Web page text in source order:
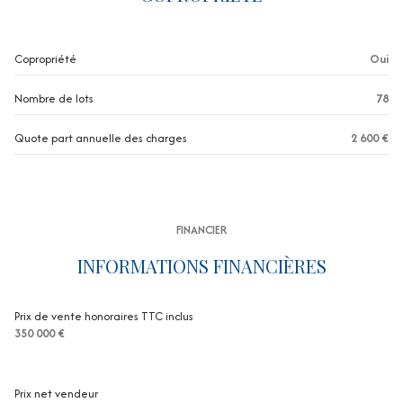
2 garage(s)
exposition Ouest
1er étage
terrasse
Copropriété Oui
Nombre de lots 78
Quote part annuelle des charges 2 600 €
FINANCIER
INFORMATIONS FINANCIÈRES
Prix de vente honoraires TTC inclus
350 000 €
Prix net vendeur